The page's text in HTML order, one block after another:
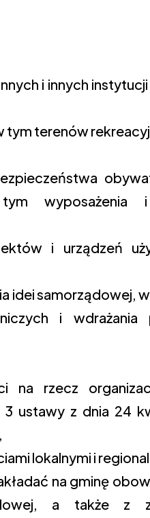
i innych
tym terenów
wyposażenia
i urządzeń
idei samorządowej,
i wdrażania
na rzecz
ustawy z dnia 24
lokalnymi i
na gminę
a także z